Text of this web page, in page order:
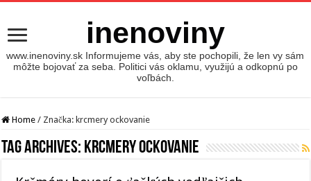
inenoviny
www.inenoviny.sk Informujeme vás, aby ste pochopili, že len vy sám
môžte bojovať za seba. Politici vás oklamu, využijú a odkopnú po
voľbách.
Home / Značka: krcmery ockovanie
Tag Archives: krcmery ockovanie